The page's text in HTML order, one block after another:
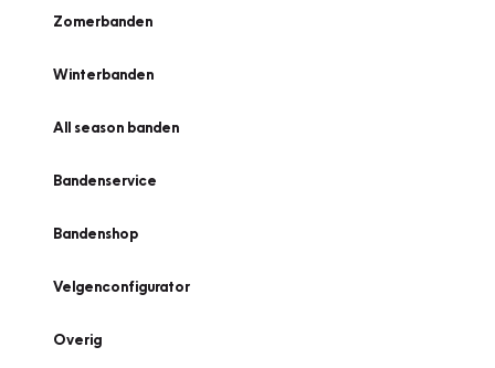
Zomerbanden
Winterbanden
All season banden
Bandenservice
Bandenshop
Velgenconfigurator
Overig